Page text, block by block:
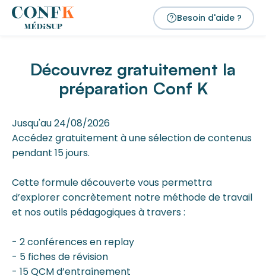
Besoin d'aide ?
Découvrez gratuitement la
préparation Conf K
Jusqu'au 24/08/2026
Accédez gratuitement à une sélection de contenus
pendant 15 jours.
Cette formule découverte vous permettra
d’explorer concrètement notre méthode de travail
et nos outils pédagogiques à travers :
- 2 conférences en replay
- 5 fiches de révision
- 15 QCM d’entraînement